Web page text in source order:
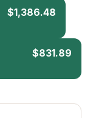
$1,386.48
$831.89